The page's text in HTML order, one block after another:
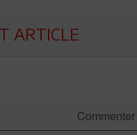
ARTICLE
Commenter